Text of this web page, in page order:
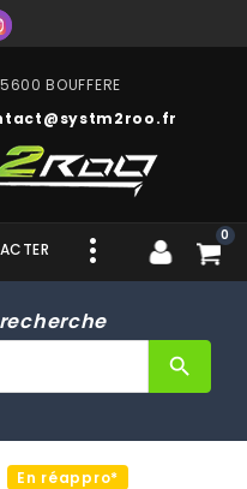
BOUFFERE
0
search
En réappro*